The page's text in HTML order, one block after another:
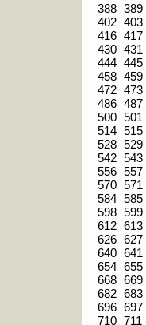
388 389
402 403
416 417
430 431
444 445
458 459
472 473
486 487
500 501
514 515
528 529
542 543
556 557
570 571
584 585
598 599
612 613
626 627
640 641
654 655
668 669
682 683
696 697
710 711